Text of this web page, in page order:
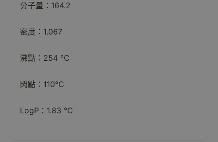
分子量：164.2
密度：1.067
沸點：254 ℃
閃點：110℃
LogP：1.83 ℃